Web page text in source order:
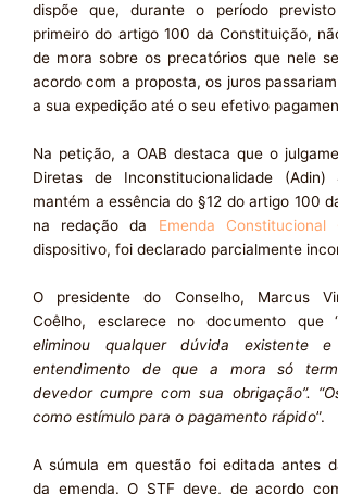
dispõe que, durante o período
primeiro do artigo 100 da Constituição,
de mora sobre os precatórios que nele
acordo com a proposta, os juros
a sua expedição até o seu efetivo
Na petição, a OAB destaca que o
Diretas de Inconstitucionalidade
mantém a essência do §12 do artigo 100
na redação da Emenda Constitucional
dispositivo, foi declarado parcialmente
O presidente do Conselho, Marcus
Coêlho, esclarece no documento que
eliminou qualquer dúvida existente
entendimento de que a mora só
devedor cumpre com sua obrigação”.
como estímulo para o pagamento rápido”.
A súmula em questão foi editada antes
da emenda. O STF deve, de acordo